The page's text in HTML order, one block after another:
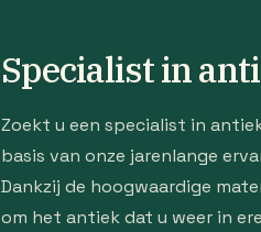
Specialist in
Zoekt u een specialist in
basis van onze jarenlange
Dankzij de hoogwaardige
om het antiek dat u weer in